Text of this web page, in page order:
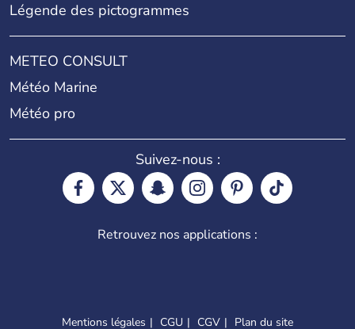
Légende des pictogrammes
METEO CONSULT
Météo Marine
Météo pro
Suivez-nous :
Retrouvez nos applications :
Mentions légales CGU CGV Plan du site